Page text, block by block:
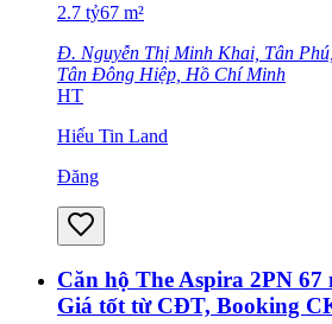
2.7 tỷ67 m²
Đ. Nguyễn Thị Minh Khai, Tân
Tân Đông Hiệp, Hồ Chí Minh
HT
Hiếu Tin Land
Đăng
Căn hộ The Aspira 2PN 67
Giá tốt từ CĐT, Booking